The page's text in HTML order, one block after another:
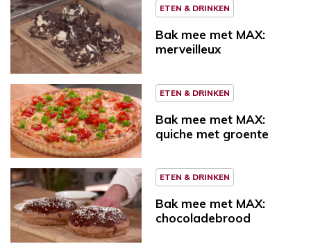
ETEN & DRINKEN
Bak mee met MAX:
merveilleux
ETEN & DRINKEN
Bak mee met MAX:
quiche met groente
ETEN & DRINKEN
Bak mee met MAX:
chocoladebrood